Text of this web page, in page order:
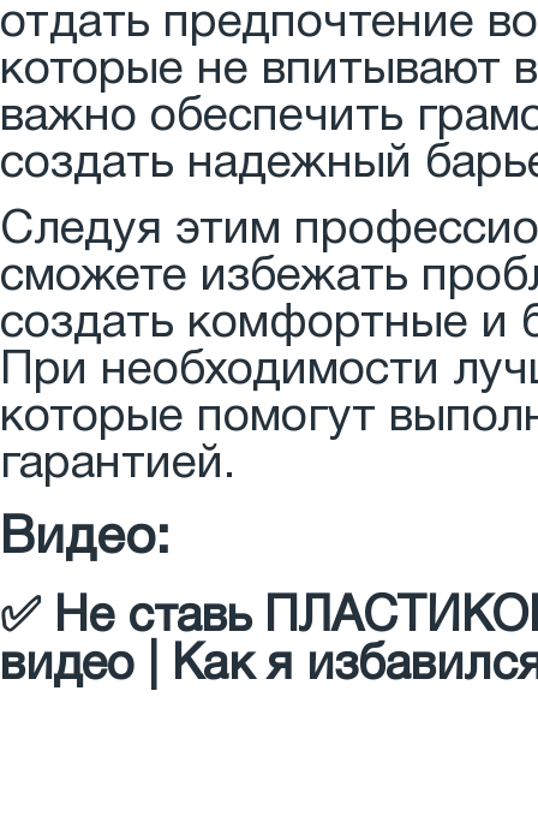
отдать предпочтение
которые не впитывают
важно обеспечить
создать надежный
Следуя этим
сможете избежать
создать комфортные и
При необходимости
которые помогут
гарантией.
Видео:
✅ Не ставь
видео | Как я